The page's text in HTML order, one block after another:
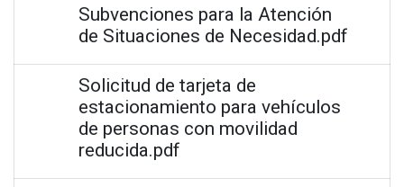
Subvenciones para la Atención
de Situaciones de Necesidad.pdf
Solicitud de tarjeta de
estacionamiento para vehículos
de personas con movilidad
reducida.pdf